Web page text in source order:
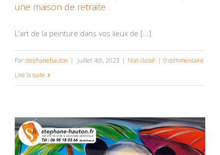
une maison de retraite
L'art de la peinture dans vos lieux de [...]
Parstephanehauton | juillet 4th, 2023 | Non classé | 0 commentaire
Lire la suite